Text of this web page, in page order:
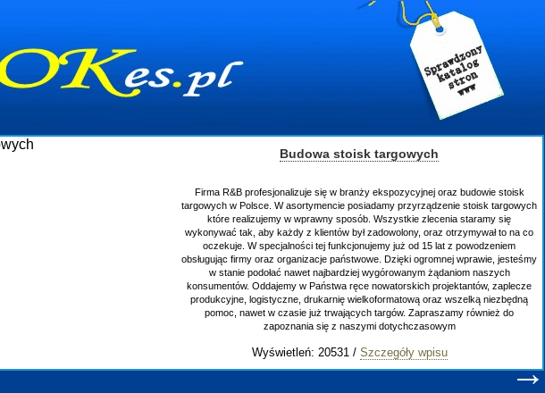
Budowa stoisk targowych
Firma R&B profesjonalizuje się w branży ekspozycyjnej oraz budowie stoisk
targowych w Polsce. W asortymencie posiadamy przyrządzenie stoisk targowych
które realizujemy w wprawny sposób. Wszystkie zlecenia staramy się
wykonywać tak, aby każdy z klientów był zadowolony, oraz otrzymywał to na co
oczekuje. W specjalności tej funkcjonujemy już od 15 lat z powodzeniem
obsługując firmy oraz organizacje państwowe. Dzięki ogromnej wprawie, jesteśmy
w stanie podołać nawet najbardziej wygórowanym żądaniom naszych
konsumentów. Oddajemy w Państwa ręce nowatorskich projektantów, zaplecze
produkcyjne, logistyczne, drukarnię wielkoformatową oraz wszelką niezbędną
pomoc, nawet w czasie już trwających targów. Zapraszamy również do
zapoznania się z naszymi dotychczasowym
Wyświetleń: 20531 / Szczegóły wpisu
→